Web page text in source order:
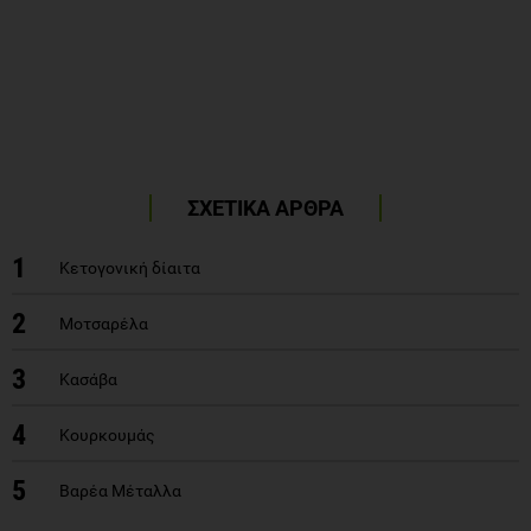
ΣΧΕΤΙΚΑ ΑΡΘΡΑ
1 Κετογονική δίαιτα
2 Μοτσαρέλα
3 Κασάβα
4 Κουρκουμάς
5 Βαρέα Μέταλλα